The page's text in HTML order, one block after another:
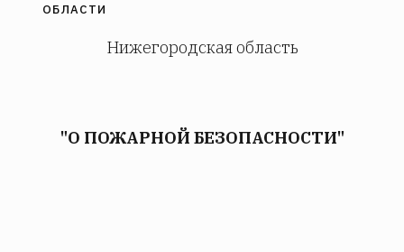
ОБЛАСТИ
Нижегородская область
"О ПОЖАРНОЙ БЕЗОПАСНОСТИ"